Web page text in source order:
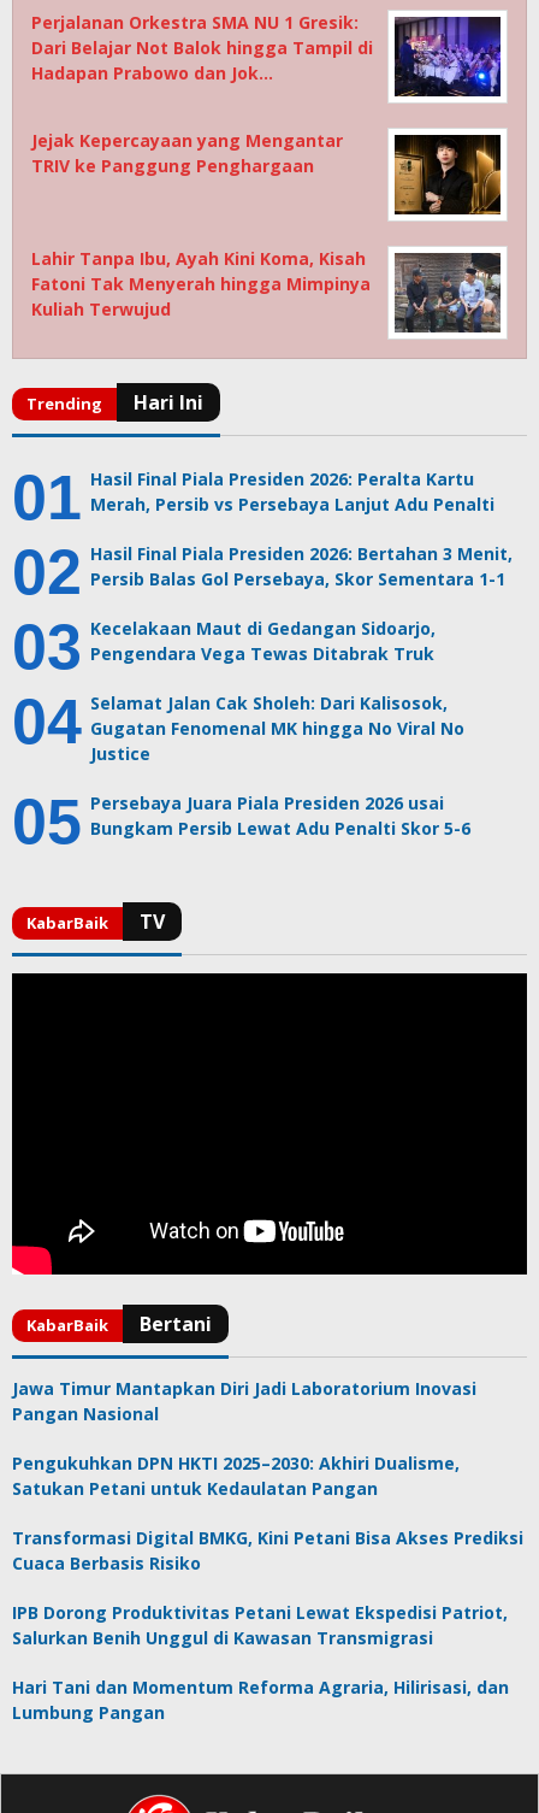
Perjalanan Orkestra SMA NU 1 Gresik:
Dari Belajar Not Balok hingga Tampil di
Hadapan Prabowo dan Jok…
Jejak Kepercayaan yang Mengantar
TRIV ke Panggung Penghargaan
Lahir Tanpa Ibu, Ayah Kini Koma, Kisah
Fatoni Tak Menyerah hingga Mimpinya
Kuliah Terwujud
Hasil Final Piala Presiden 2026: Peralta Kartu
Merah, Persib vs Persebaya Lanjut Adu Penalti
Hasil Final Piala Presiden 2026: Bertahan 3 Menit,
Persib Balas Gol Persebaya, Skor Sementara 1-1
Kecelakaan Maut di Gedangan Sidoarjo,
Pengendara Vega Tewas Ditabrak Truk
Selamat Jalan Cak Sholeh: Dari Kalisosok,
Gugatan Fenomenal MK hingga No Viral No
Justice
Persebaya Juara Piala Presiden 2026 usai
Bungkam Persib Lewat Adu Penalti Skor 5-6
Jawa Timur Mantapkan Diri Jadi Laboratorium Inovasi
Pangan Nasional
Pengukuhkan DPN HKTI 2025–2030: Akhiri Dualisme,
Satukan Petani untuk Kedaulatan Pangan
Transformasi Digital BMKG, Kini Petani Bisa Akses Prediksi
Cuaca Berbasis Risiko
IPB Dorong Produktivitas Petani Lewat Ekspedisi Patriot,
Salurkan Benih Unggul di Kawasan Transmigrasi
Hari Tani dan Momentum Reforma Agraria, Hilirisasi, dan
Lumbung Pangan